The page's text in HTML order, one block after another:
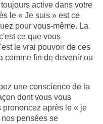
active dans votre
le « Je suis » est ce
pour vous-même. La
ce que vous
le vrai pouvoir de ces
comme fin de devenir ou
une conscience de la
dont vous vous
prononcez après le « je
pensées se